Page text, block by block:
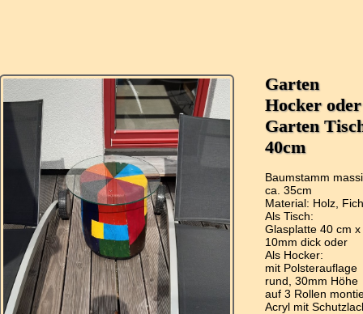
Garten
Hocker oder
Garten
40cm
Baumstamm
ca. 35cm
Material: Holz,
Als Tisch:
Glasplatte 40 cm x
10mm dick oder
Als Hocker:
mit Polsterauflage
rund, 30mm Höhe
auf 3 Rollen
Acryl mit